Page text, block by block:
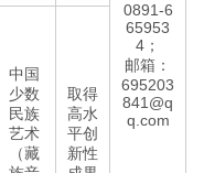
0891-6
65953
4；
邮箱：
695203
841@q
q.com
中国
少数
民族
艺术
（藏
取得
高水
平创
新性